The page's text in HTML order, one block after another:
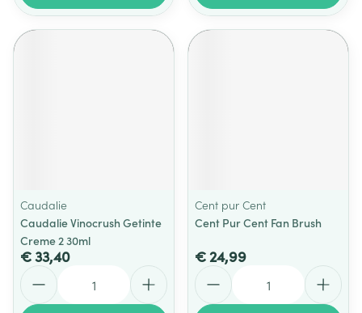
Caudalie
Caudalie Vinocrush Getinte
Creme 2 30ml
€ 33,40
Cent pur Cent
Cent Pur Cent Fan Brush
€ 24,99